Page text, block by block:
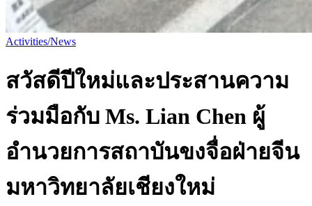
Activities/News
สวัสดีปีใหม่และประสานความ
ร่วมมือกับ Ms. Lian Chen ผู้
อำนวยการสถาบันขงจื่อฝ่ายจีน
มหาวิทยาลัยเชียงใหม่